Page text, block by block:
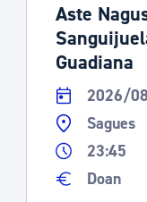
Aste
Guadiana
2026/
Sagues
23:45
Doan